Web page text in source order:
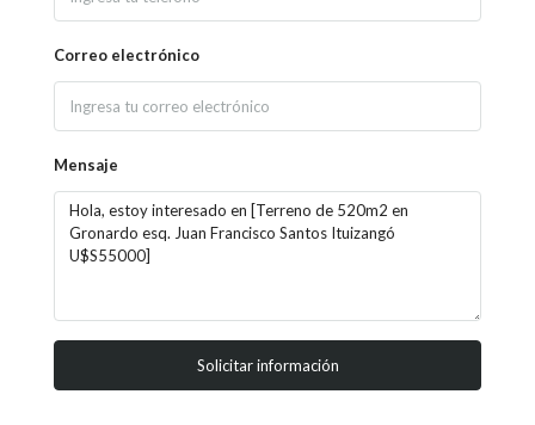
Correo electrónico
Mensaje
Solicitar información